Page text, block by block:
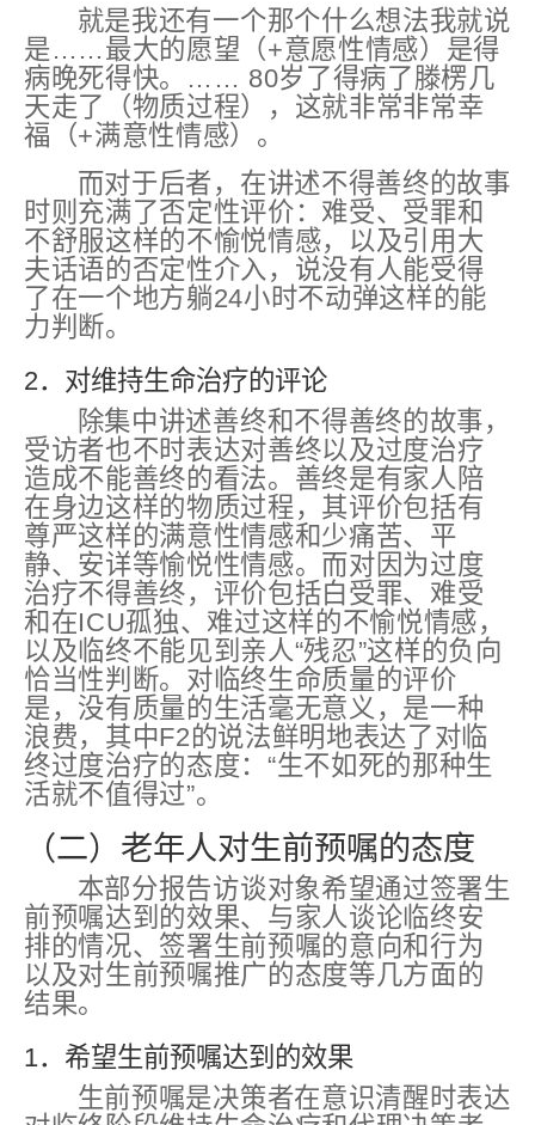
就是我还有一个那个什么想法我就说
是…… 最大的愿望 （+意愿性情感） 是得
病晚死得快。…… 80岁了得病了滕楞几
天走了
（物质过程），这就非常非常幸
福 （+满意性情感） 。
而对于后者，在讲述不得善终的故事
时则充满了否定性评价：难受、受罪和
不舒服这样的不愉悦情感，以及引用大
夫话语的否定性介入，说没有人能受得
了在一个地方躺24小时不动弹这样的能
力判断。
2．对维持生命治疗的评论
除集中讲述善终和不得善终的故事，
受访者也不时表达对善终以及过度治疗
造成不能善终的看法。善终是有家人陪
在身边这样的物质过程，其评价包括有
尊严这样的满意性情感和少痛苦、平
静、安详等愉悦性情感。而对因为过度
治疗不得善终，评价包括白受罪、难受
和在ICU孤独、难过这样的不愉悦情感，
以及临终不能见到亲人“残忍”这样的负向
恰当性判断。对临终生命质量的评价
是，没有质量的生活毫无意义，是一种
浪费，其中F2的说法鲜明地表达了对临
终过度治疗的态度：“生不如死的那种生
活就不值得过”。
（二）老年人对生前预嘱的态度
本部分报告访谈对象希望通过签署生
前预嘱达到的效果、与家人谈论临终安
排的情况、签署生前预嘱的意向和行为
以及对生前预嘱推广的态度等几方面的
结果。
1．希望生前预嘱达到的效果
生前预嘱是决策者在意识清醒时表达